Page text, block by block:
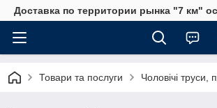
Доставка по территории рынка "7 км"
Товари та послуги Чоловічі